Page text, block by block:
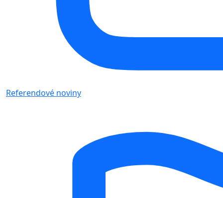
Referendové noviny